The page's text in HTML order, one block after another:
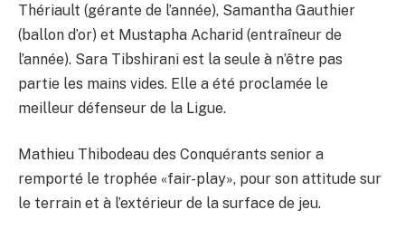
Thériault (gérante de l’année), Samantha Gauthier
(ballon d’or) et Mustapha Acharid (entraîneur de
l’année). Sara Tibshirani est la seule à n’être pas
partie les mains vides. Elle a été proclamée le
meilleur défenseur de la Ligue.
Mathieu Thibodeau des Conquérants senior a
remporté le trophée «fair-play», pour son attitude sur
le terrain et à l’extérieur de la surface de jeu.